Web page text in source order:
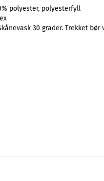
polyester, polyesterfyll
30 grader. Trekket